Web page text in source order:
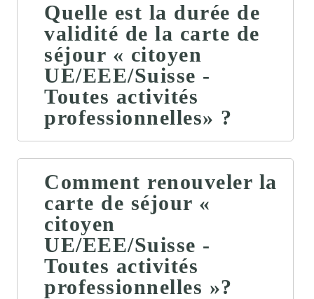
Quelle est la durée de
validité de la carte de
séjour « citoyen
UE/EEE/Suisse -
Toutes activités
professionnelles» ?
Comment renouveler la
carte de séjour «
citoyen
UE/EEE/Suisse -
Toutes activités
professionnelles »?